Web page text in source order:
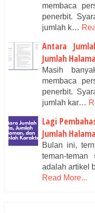
membaca
penerbit.
jumlah k…
Antara
Jumlah
Masih
membaca
penerbit.
jumlah kar…
Lagi
Jumlah
Bulan ini,
teman-
adalah artikel
Read More...